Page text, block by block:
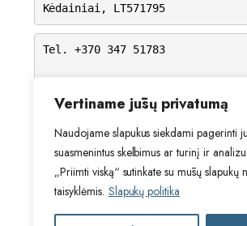
Vertiname jūsų privatumą
Naudojame slapukus siekdami pagerinti
suasmenintus skelbimus ar turinį ir
„Priimti viską“ sutinkate su mūsų slapukų
taisyklėmis. Slapukų politika
Kėdainiai, LT571795
Tel. +370 347 51783
VI: 9.00 – 15.00
VII: Nedirbame